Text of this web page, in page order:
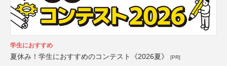
学生におすすめ
夏休み！学生におすすめのコンテスト《2026夏》 [PR]